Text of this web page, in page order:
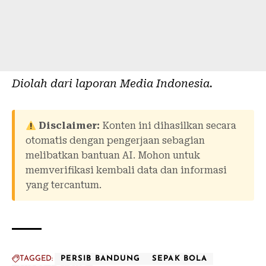
Diolah dari laporan Media Indonesia.
Disclaimer: Konten ini dihasilkan secara
otomatis dengan pengerjaan sebagian
melibatkan bantuan AI. Mohon untuk
memverifikasi kembali data dan informasi
yang tercantum.
TAGGED: PERSIB BANDUNG
SEPAK BOLA